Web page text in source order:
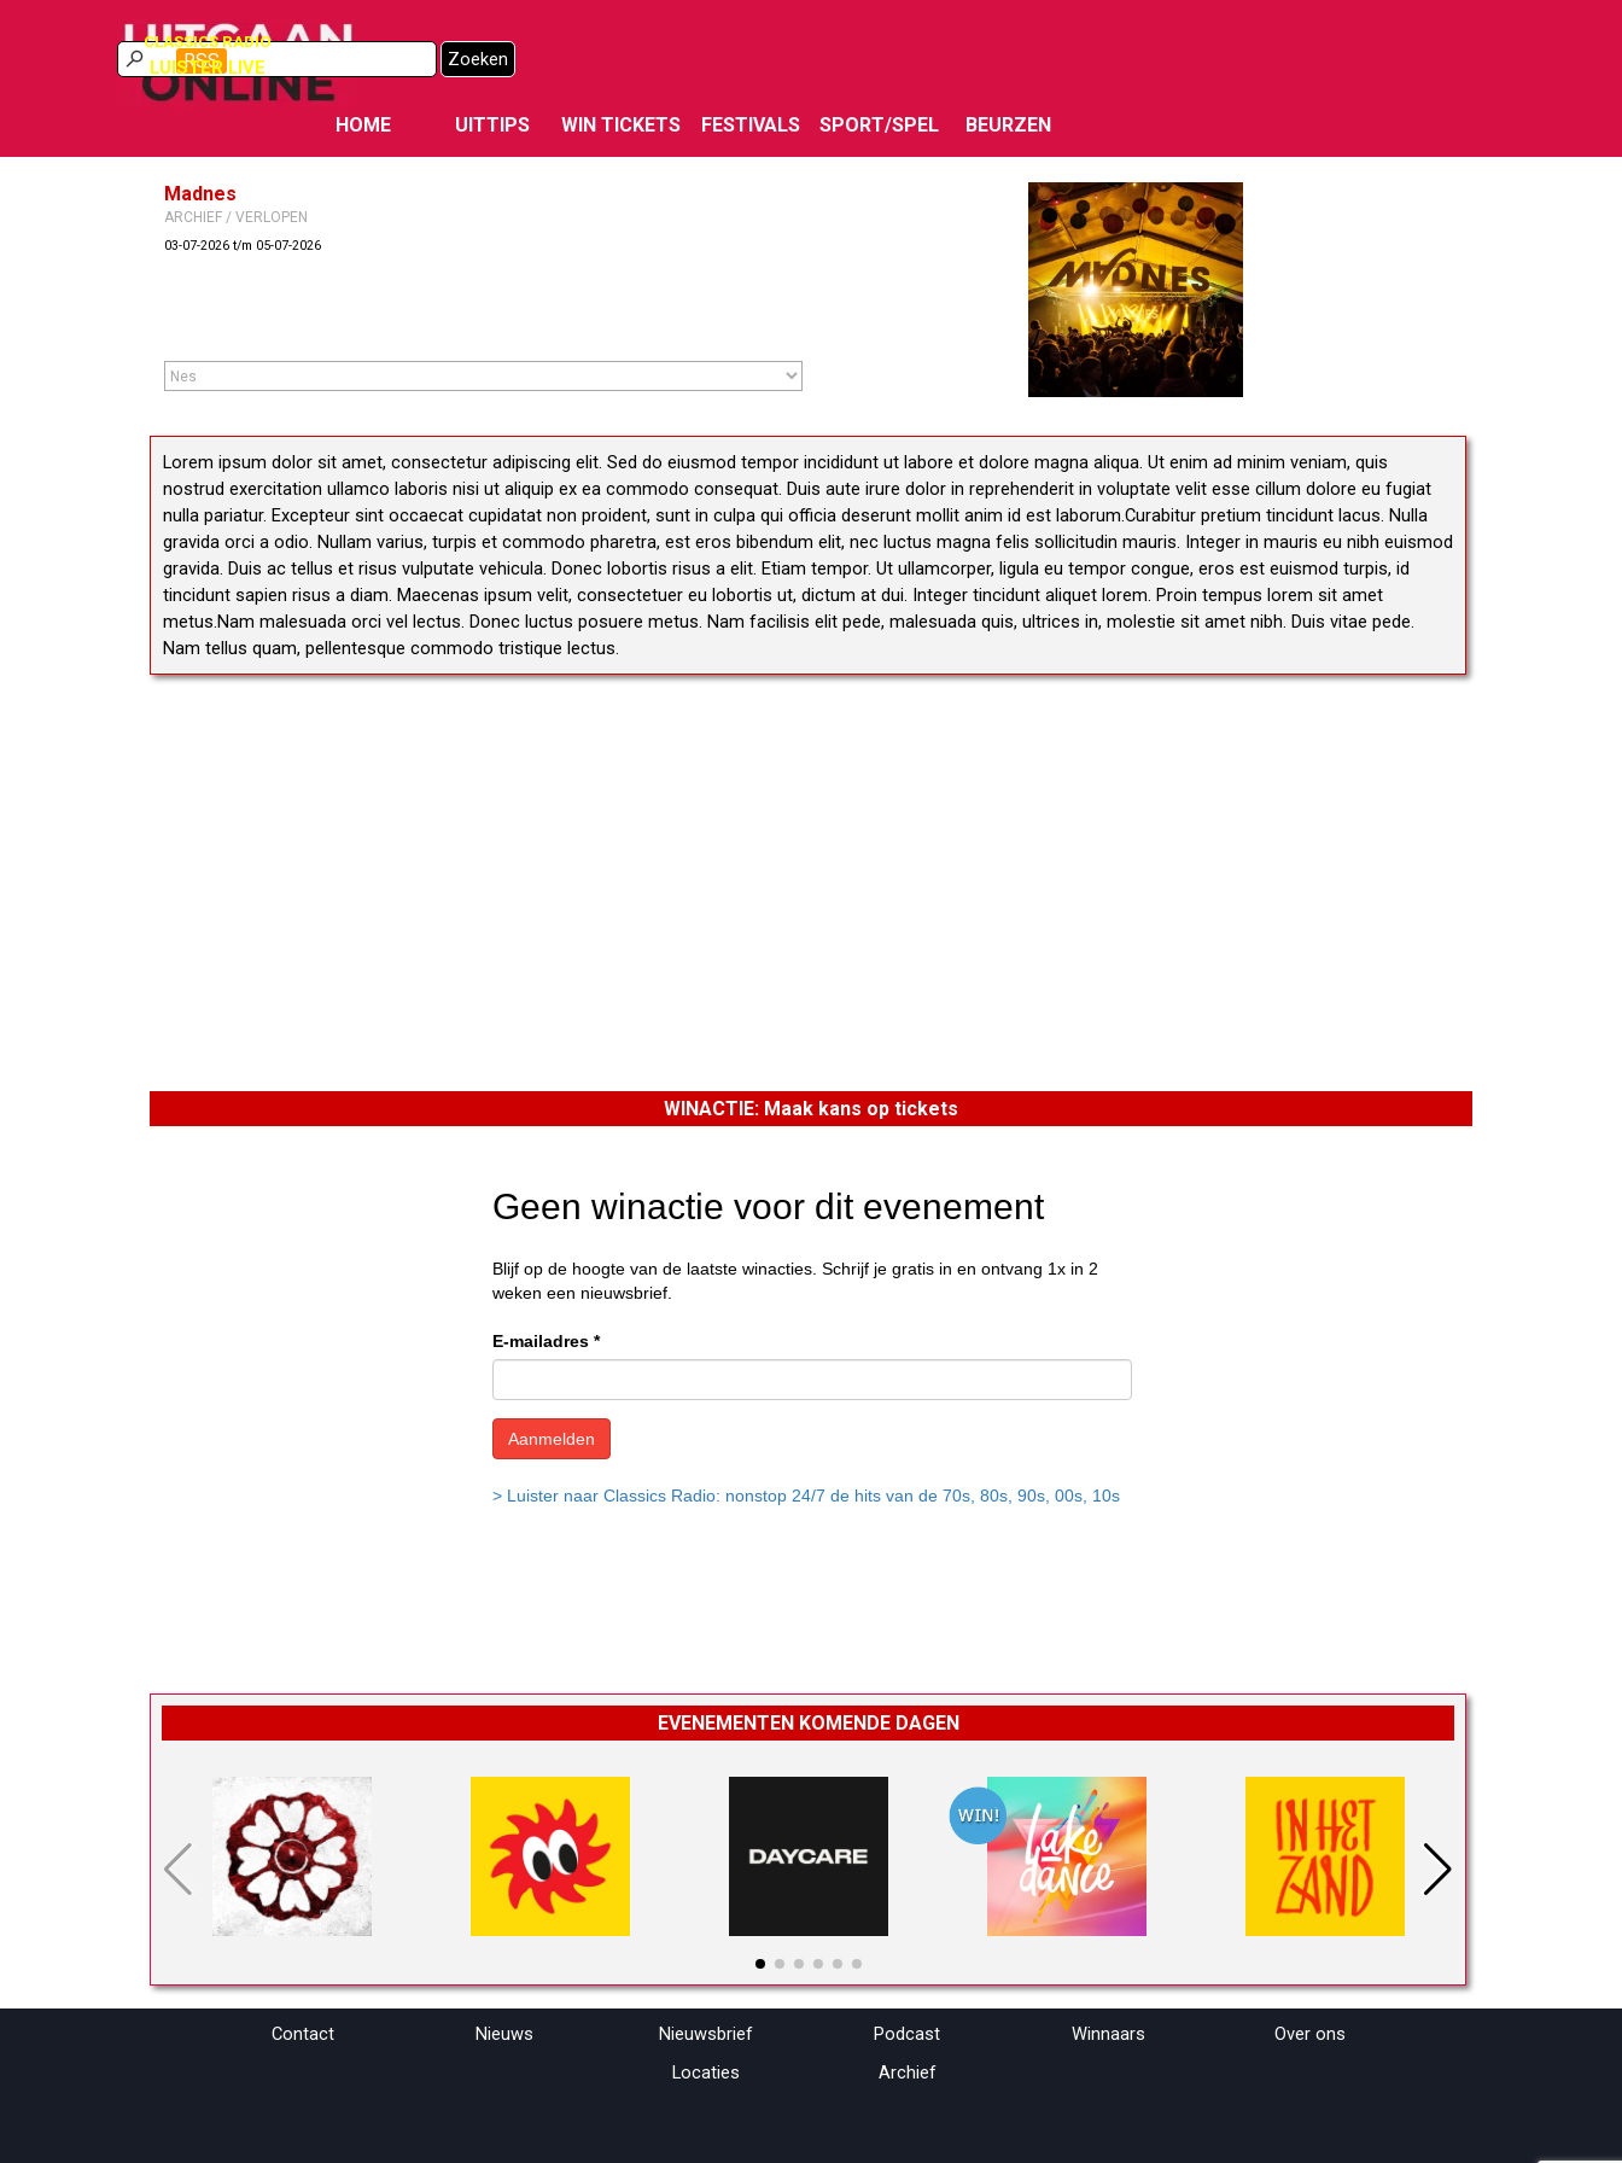
CLASSICS RADIO
LUISTER LIVE Zoeken
RSS
Menu overslaan
HOME UITTIPS WIN TICKETS FESTIVALS SPORT/SPEL BEURZEN
Madnes
ARCHIEF / VERLOPEN
03-07-2026 t/m 05-07-2026
Lorem ipsum dolor sit amet, consectetur adipiscing elit. Sed do eiusmod tempor incididunt ut labore et dolore magna aliqua. Ut enim ad minim veniam, quis
nostrud exercitation ullamco laboris nisi ut aliquip ex ea commodo consequat. Duis aute irure dolor in reprehenderit in voluptate velit esse cillum dolore eu fugiat
nulla pariatur. Excepteur sint occaecat cupidatat non proident, sunt in culpa qui officia deserunt mollit anim id est laborum.Curabitur pretium tincidunt lacus. Nulla
gravida orci a odio. Nullam varius, turpis et commodo pharetra, est eros bibendum elit, nec luctus magna felis sollicitudin mauris. Integer in mauris eu nibh euismod
gravida. Duis ac tellus et risus vulputate vehicula. Donec lobortis risus a elit. Etiam tempor. Ut ullamcorper, ligula eu tempor congue, eros est euismod turpis, id
tincidunt sapien risus a diam. Maecenas ipsum velit, consectetuer eu lobortis ut, dictum at dui. Integer tincidunt aliquet lorem. Proin tempus lorem sit amet
metus.Nam malesuada orci vel lectus. Donec luctus posuere metus. Nam facilisis elit pede, malesuada quis, ultrices in, molestie sit amet nibh. Duis vitae pede.
Nam tellus quam, pellentesque commodo tristique lectus.
WINACTIE: Maak kans op tickets
EVENEMENTEN KOMENDE DAGEN
Menu overslaan
Contact Nieuws Nieuwsbrief Podcast Winnaars
Over ons
Locaties
Archief